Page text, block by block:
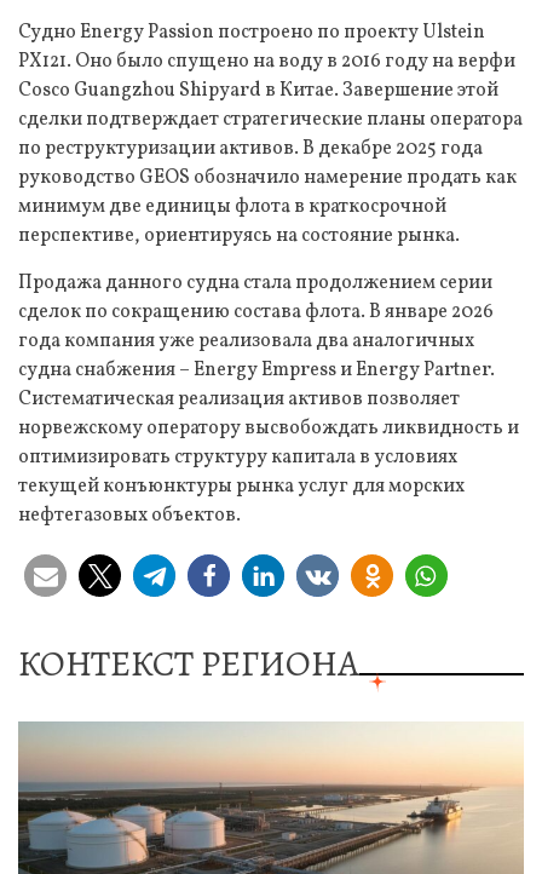
Судно Energy Passion построено по проекту Ulstein
PX121. Оно было спущено на воду в 2016 году на верфи
Cosco Guangzhou Shipyard в Китае. Завершение этой
сделки подтверждает стратегические планы оператора
по реструктуризации активов. В декабре 2025 года
руководство GEOS обозначило намерение продать как
минимум две единицы флота в краткосрочной
перспективе, ориентируясь на состояние рынка.
Продажа данного судна стала продолжением серии
сделок по сокращению состава флота. В январе 2026
года компания уже реализовала два аналогичных
судна снабжения – Energy Empress и Energy Partner.
Систематическая реализация активов позволяет
норвежскому оператору высвобождать ликвидность и
оптимизировать структуру капитала в условиях
текущей конъюнктуры рынка услуг для морских
нефтегазовых объектов.
КОНТЕКСТ РЕГИОНА